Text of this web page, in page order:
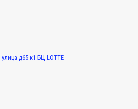
д65 к1 БЦ LOTTE